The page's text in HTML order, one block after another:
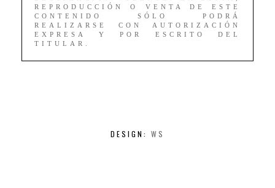
REPRODUCCIÓN O VENTA DE ESTE
CONTENIDO SÓLO PODRÁ
REALIZARSE CON AUTORIZACIÓN
EXPRESA Y POR ESCRITO DEL
TITULAR.
DESIGN: WS